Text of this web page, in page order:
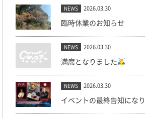
NEWS 2026.03.30
臨時休業のお知らせ
NEWS 2026.03.30
満席となりました
NEWS 2026.03.30